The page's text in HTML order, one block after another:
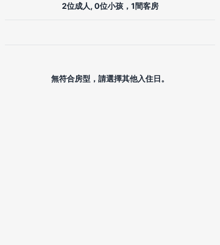
2位成人, 0位小孩，1間客房
無符合房型，請選擇其他入住日。